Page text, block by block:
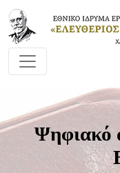
Ψηφιακό